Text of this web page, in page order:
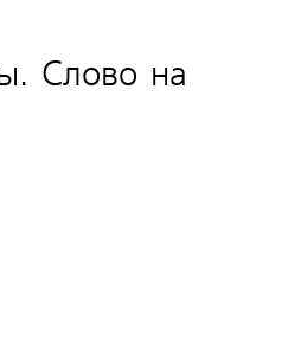
Слово на